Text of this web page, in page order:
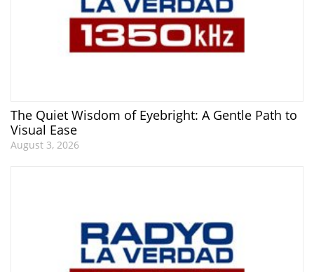
The Quiet Wisdom of Eyebright: A Gentle Path to
Visual Ease
August 3, 2026